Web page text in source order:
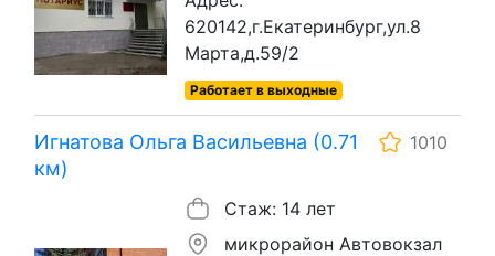
620142,г.Екатеринбург,ул.8
Марта,д.59/2
Работает в выходные
Игнатова Ольга Васильевна (0.71
км)
1010
Стаж: 14 лет
микрорайон Автовокзал